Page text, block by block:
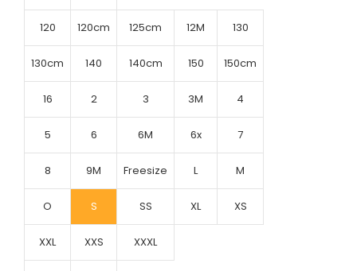
120 120cm 125cm 12M 130
130cm 140 140cm 150 150cm
16 2 3 3M 4
5 6 6M 6x 7
8 9M Freesize L M
O S SS XL XS
XXL XXS XXXL